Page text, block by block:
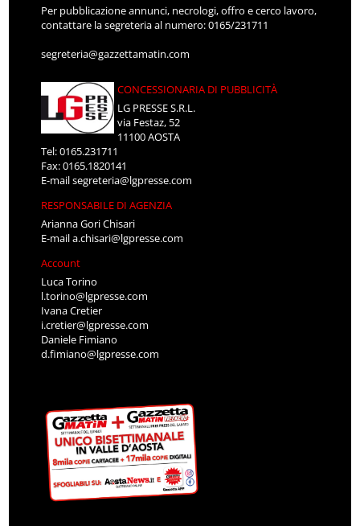
Per pubblicazione annunci, necrologi, offro e cerco lavoro,
contattare la segreteria al numero: 0165/231711
segreteria@gazzettamatin.com
CONCESSIONARIA DI PUBBLICITÀ
LG PRESSE S.R.L.
via Festaz, 52
11100 AOSTA
Tel: 0165.231711
Fax: 0165.1820141
E-mailsegreteria@lgpresse.com
RESPONSABILE DI AGENZIA
Arianna Gori Chisari
E-maila.chisari@lgpresse.com
Account
Luca Torino
l.torino@lgpresse.com
Ivana Cretier
i.cretier@lgpresse.com
Daniele Fimiano
d.fimiano@lgpresse.com